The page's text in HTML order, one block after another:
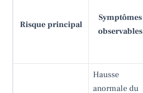
Risque principal
Symptômes
observables
Hausse
anormale du